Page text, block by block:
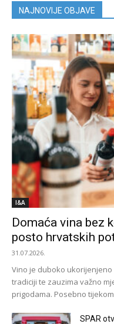
NAJNOVIJE OBJAVE
I&A
Domaća vina bez
posto hrvatskih
31.07.2026.
Vino je duboko
tradiciji te zauzima važno
prigodama. Posebno
SPAR